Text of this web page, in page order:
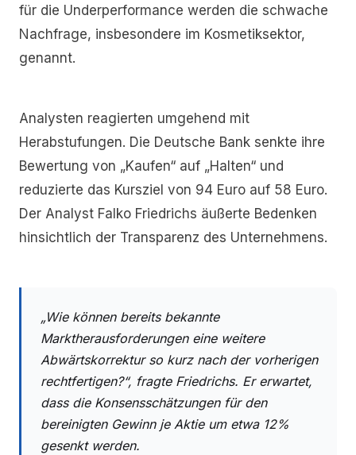
für die Underperformance werden die schwache
Nachfrage, insbesondere im Kosmetiksektor,
genannt.
Analysten reagierten umgehend mit
Herabstufungen. Die Deutsche Bank senkte ihre
Bewertung von „Kaufen“ auf „Halten“ und
reduzierte das Kursziel von 94 Euro auf 58 Euro.
Der Analyst Falko Friedrichs äußerte Bedenken
hinsichtlich der Transparenz des Unternehmens.
„Wie können bereits bekannte
Marktherausforderungen eine weitere
Abwärtskorrektur so kurz nach der vorherigen
rechtfertigen?“, fragte Friedrichs. Er erwartet,
dass die Konsensschätzungen für den
bereinigten Gewinn je Aktie um etwa 12%
gesenkt werden.